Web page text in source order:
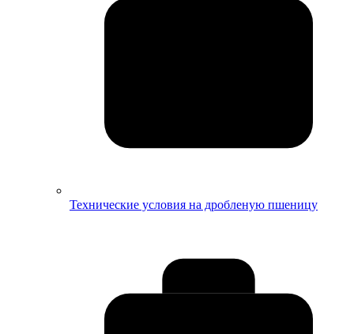
Технические условия на дробленую пшеницу